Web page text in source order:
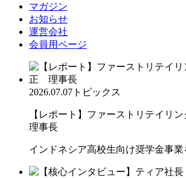
マガジン
お知らせ
運営会社
会員用ページ
2026.07.07 トピックス
【レポート】ファーストリテイ
理事長
インドネシア高校生向け奨学金事業